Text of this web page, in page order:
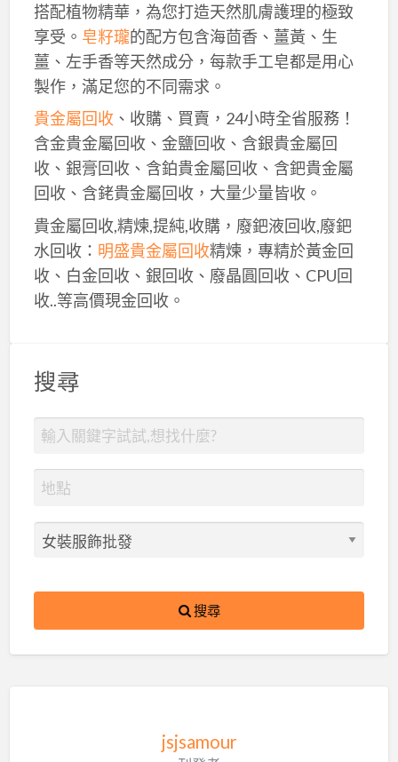
搭配植物精華，為您打造天然肌膚護理的極致
享受。 皂籽瓏的配方包含海茴香、薑黃、生
薑、左手香等天然成分，每款手工皂都是用心
製作，滿足您的不同需求。
貴金屬回收、收購、買賣，24小時全省服務！
含金貴金屬回收、金鹽回收、含銀貴金屬回
收、銀膏回收、含鉑貴金屬回收、含鈀貴金屬
回收、含銠貴金屬回收，大量少量皆收。
貴金屬回收,精煉,提純,收購，廢鈀液回收,廢鈀
水回收： 明盛貴金屬回收精煉，專精於黃金回
收、白金回收、銀回收、廢晶圓回收、CPU回
收..等高價現金回收。
搜尋
搜尋
jsjsamour